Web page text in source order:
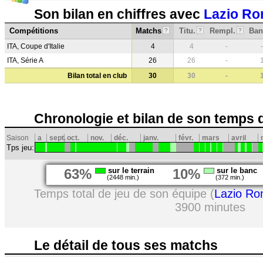
Son bilan en chiffres avec Lazio
Compétitions Matchs ? Titu. ? Rempl. ?
ITA, Coupe d'Italie 4 4 -
-
ITA, Série A
26 26 -
Bilan total en club
30 30 -
Chronologie et bilan de son temps
Saison a sept.oct. nov. déc. janv. févr. mars avril
Tps jeu:
63% sur le terrain
(2448 min.) 10% sur le banc
(372 min.)
Temps total de jeu de son équipe (Lazio
3900 minutes
Le détail de tous ses matchs